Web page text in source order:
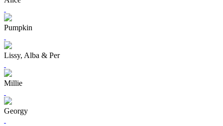
Pumpkin
Lissy, Alba & Per
Millie
Georgy